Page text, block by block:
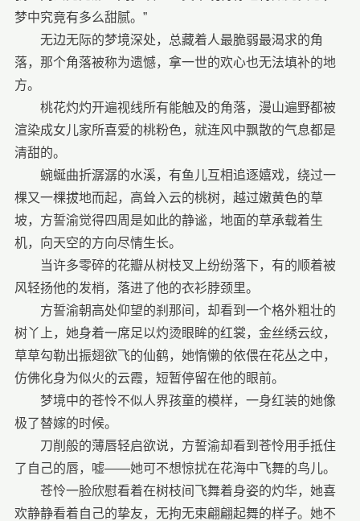
梦中究竟有多么甜腻。”
无边无际的梦境深处，总藏着人最脆弱最渴求的角
落，那个角落被称为遗憾，拿一世的欢心也无法填补的地
方。
桃花灼灼开遍视线所有能触及的角落，漫山遍野都被
渲染成女儿家所喜爱的桃粉色，就连风中飘散的气息都是
清甜的。
蜿蜒曲折潺潺的水溪，有鱼儿互相追逐嬉戏，绕过一
棵又一棵拔地而起，高耸入云的桃树，越过嫩黄色的草
坡，方誓渝觉得四周是如此的静谧，地面的草承载着生
机，向天空的方向尽情生长。
当许多零碎的花瓣从树枝叉上纷纷落下，有的顺着被
风轻扬他的发梢，落进了他的衣衫脖颈里。
方誓渝朝高处仰望的刹那间，却看到一个格外粗壮的
树丫上，她身着一席足以灼烫眼眸的红裳，金丝绣云纹，
草草勾勒出振翅欲飞的仙鹤，她惰懒的依偎在花丛之中，
仿佛化身为似火的云霞，短暂停留在他的眼前。
梦境中的苍怜不似人界孩童的模样，一身红装的她像
极了替嫁的时候。
刀削般的薄唇轻启欲说，方誓渝却看到苍怜用手抵住
了自己的唇，嘘——她可不想惊扰在花海中飞舞的鸟儿。
苍怜一脸欣慰看着在树枝间飞舞着身姿的灼华，她喜
欢静静看着自己的挚友，无拘无束翩翩起舞的样子。她不